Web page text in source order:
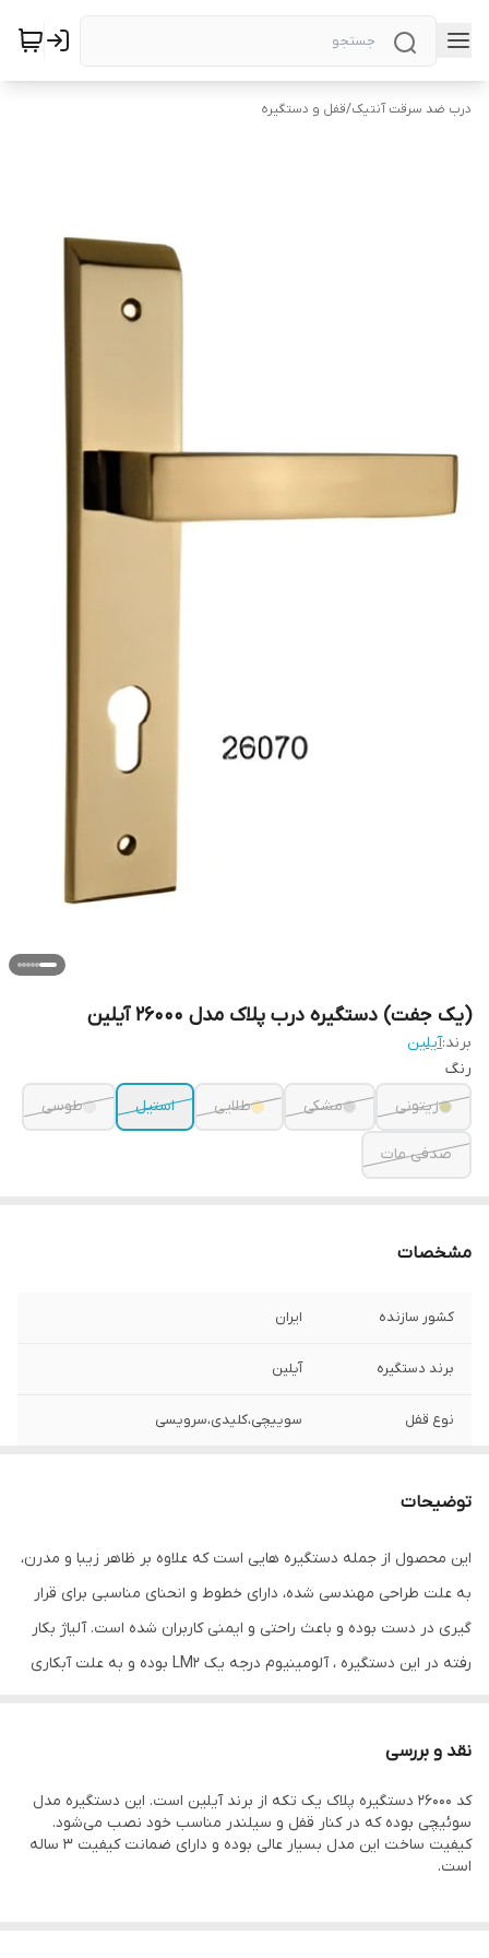
درب ضد سرقت آنتیک/قفل و دستگیره
(یک جفت) دستگیره درب پلاک مدل 26000 آیلین
برند:آیلین
رنگ
زیتونی
مشکی طلایی استیل طوسی
صدفی مات
مشخصات
کشور سازنده ایران
برند دستگیره آیلین
نوع قفل سوییچی،کلیدی،سرویسی
توضیحات
این محصول از جمله دستگیره هایی است که علاوه بر ظاهر زیبا و مدرن،
به علت طراحی مهندسی شده، دارای خطوط و انحنای مناسبی برای قرار
گیری در دست بوده و باعث راحتی و ایمنی کاربران شده است. آلیاژ بکار
رفته در این دستگیره‌ ، آلومینیوم درجه یک LM2 بوده و به علت آبکاری
رنگ های بسیار متنوعی نیز برخوردار است و می‌توان از آن برای نصب
روی انواع درب های چوبی و فلزی استفاده نمود.
نقد و بررسی
کد 26000 دستگیره پلاک یک تکه از برند آیلین است. این دستگیره مدل
سوئیچی بوده که در کنار قفل و سیلندر مناسب خود نصب می‌شود.
کیفیت ساخت این مدل بسیار عالی بوده و دارای ضمانت کیفیت 3 ساله
است.